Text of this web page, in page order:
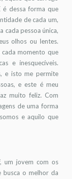
é dessa forma que
de cada um,
cada pessoa única,
olhos ou lentes.
momento que
e inesquecíveis.
e isto me permite
e este é meu
muito feliz. Com
de uma forma
e aquilo que
um jovem com os
busca o melhor da